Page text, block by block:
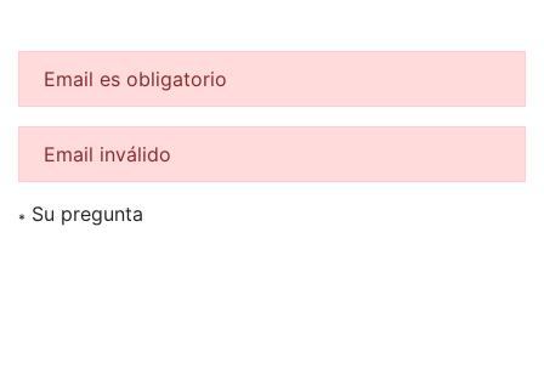
Email es obligatorio
Email inválido
* Su pregunta